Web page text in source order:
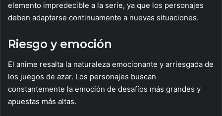
elemento impredecible a la serie, ya que los personajes
deben adaptarse continuamente a nuevas situaciones.
Riesgo y emoción
El anime resalta la naturaleza emocionante y arriesgada de
los juegos de azar. Los personajes buscan
constantemente la emoción de desafíos más grandes y
apuestas más altas.